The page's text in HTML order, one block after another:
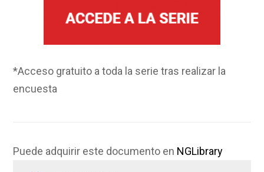
*Acceso gratuito a toda la serie tras realizar la
encuesta
Puede adquirir este documento en NGLibrary